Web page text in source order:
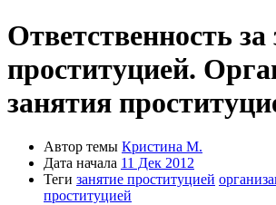
Ответственность за
проституцией.
занятия
Автор темы Кристина М.
Дата начала 11 Дек 2012
Теги занятие проституцией
проституцией